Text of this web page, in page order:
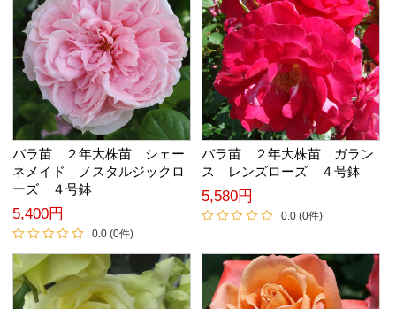
バラ苗 ２年大株苗 シェー
ネメイド ノスタルジックロ
ーズ ４号鉢
5,400円
0.0 (0件)
バラ苗 ２年大株苗 ガラン
ス レンズローズ ４号鉢
5,580円
0.0 (0件)